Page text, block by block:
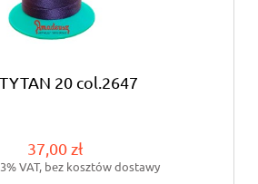
20 col.2647
37,00 zł
VAT, bez kosztów dostawy